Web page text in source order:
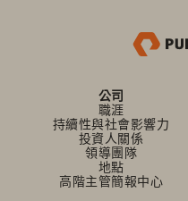
公司
職涯
持續性與社會影響力
投資人關係
領導團隊
地點
高階主管簡報中心